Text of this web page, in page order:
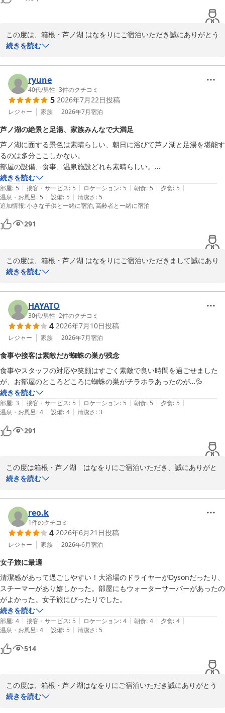
この度は、箱根・芦ノ湖 はなをりにご宿泊いただき誠にありがとう
ございます。
していただきましたこと重ねて御礼申し上げます。スタッフの対応
に関してお褒めの言葉をいただき大変嬉しく存じます。お客様が安
心して快適にお過ごしいただけた様子を伺うことができ、私共も安
心いたしました。当館のビュッフェのメニューは季節に応じて変わ
ってまいりますので、次回のご来館もきっとお楽しみいただけるか
おります。ご投稿ありがとうございました。
箱根・芦ノ湖 はなをり（オリックスホテルズ＆リゾーツ）
2026-05-08
続きを読む
ryune
40代/男性 |3件のクチコミ
5 2026年7月22日投稿
レジャー 家族 2026年7月宿泊
芦ノ湖の絶景と足湯、家族みんなで大満足
芦ノ湖に面する景色は素晴らしい、朝日に浴びて芦ノ湖と足湯を堪能す
るのは多分ここしかない。
部屋の設備、食事、温泉施設どれも素晴らしい。
子供と年寄も楽しかった、次また泊まりたい
続きを読む
部屋: 5 | 接客・サービス: 5 | ロケーション: 5 | 朝食: 5 | 夕食: 5 |
温泉・お風呂: 5 | 設備: 5 | 清潔さ: 5
追加情報:小さな子供と一緒に宿泊 高齢者と一緒に宿泊
291
この度は、箱根・芦ノ湖 はなをりにご宿泊いただきまして誠にあり
がとうございます。
今後もお客様のご期待にお応えできるよう、スタッフ一同努力して
まいります。
またのお越しを心よりお待ちしております。
クチコミのご投稿ありがとうございました。
箱根・芦ノ湖 はなをり（オリックスホテルズ＆リゾーツ）
2026-07-22
続きを読む
HAYATO
30代/男性 |2件のクチコミ
4 2026年7月10日投稿
レジャー 家族 2026年7月宿泊
食事や接客は素敵だが蜘蛛の巣が残念
食事やスタッフの対応や笑顔はすごく素敵で良い時間を過ごせました
が、お部屋のところどころに蜘蛛の巣がチラホラあったのが…💦
続きを読む
部屋: 3 | 接客・サービス: 5 | ロケーション: 5 | 朝食: 5 | 夕食: 5 |
温泉・お風呂: 4 | 設備: 4 | 清潔さ: 3
291
この度は箱根・芦ノ湖　はなをりにご宿泊いただき、誠にありがと
うございます。
食事やスタッフの対応につきましてお褒めの言葉をいただき、重ね
て御礼申し上げます。楽しいひとときをお過ごしいただけたとのこ
と、大変嬉しく存じます。
一方で、お部屋の清掃不備によりご不快な思いをおかけし、誠に申
き客室において、行き届かない点がありましたことを深く反省して
おります。
今回ご指摘いただいた件につきましては、清掃担当部署と共有し、
客室点検の体制を改めて見直すとともに、再発防止に努めてまいり
ます。貴重なご意見として今後の参考にさせていただきます。
もしまた箱根にお越しの機会がございましたら、ぜひ当ホテルへお
立ち寄りいただければ幸いです。スタッフ一同、より快適な空間を
またお客様とお会いできる日を心よりお待ち申し上げております。
続きを読む
reo.k
1件のクチコミ
4 2026年6月21日投稿
レジャー 家族 2026年6月宿泊
女子旅に最適
清潔感があって過ごしやすい！大浴場のドライヤーがDysonだったり、
スチーマーがあり嬉しかった。部屋にもウォーターサーバーがあったの
がよかった。女子旅にぴったりでした。
続きを読む
部屋: 4 | 接客・サービス: 5 | ロケーション: 4 | 朝食: 4 | 夕食: 4 |
温泉・お風呂: 4 | 設備: 5 | 清潔さ: 5
514
この度は、箱根・芦ノ湖はなをりにご宿泊いただき誠にありがとう
ございます。
続きを読む